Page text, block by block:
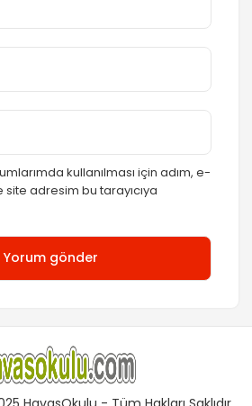
kullanılması için adım, e-
adresim bu tarayıcıya